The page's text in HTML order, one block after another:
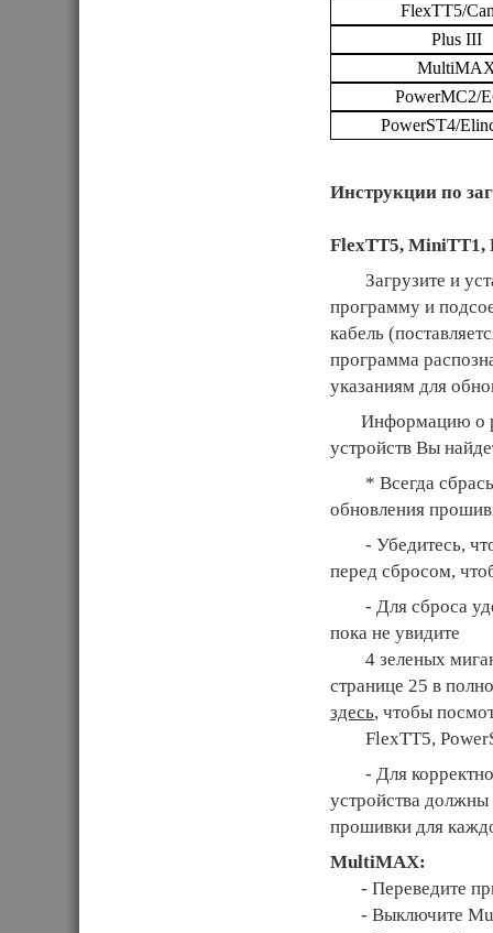
FlexTT5/
Plus III
PowerMC2/
PowerST4/
Инструкции по
FlexTT5, MiniTT1,
Загрузите и
программу и
кабель
программа
указаниям для
Информацию о
устройств Вы
* Всегда
обновления
- Убедитесь, что
перед сбросом,
- Для сброса
пока не увидите
4 зеленых
странице 25 в
здесь, чтобы
FlexTT5,
- Для
устройства
прошивки для
MultiMAX:
- Переведите
- Выключите